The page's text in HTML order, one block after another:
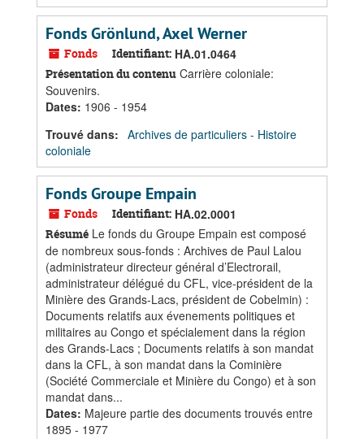
Fonds Grönlund, Axel Werner
Fonds Identifiant: HA.01.0464
Présentation du contenu Carrière coloniale:
Souvenirs.
Dates: 1906 - 1954
Trouvé dans: Archives de particuliers - Histoire
coloniale
Fonds Groupe Empain
Fonds Identifiant: HA.02.0001
Résumé Le fonds du Groupe Empain est composé
de nombreux sous-fonds : Archives de Paul Lalou
(administrateur directeur général d’Electrorail,
administrateur délégué du CFL, vice-président de la
Minière des Grands-Lacs, président de Cobelmin) :
Documents relatifs aux évenements politiques et
militaires au Congo et spécialement dans la région
des Grands-Lacs ; Documents relatifs à son mandat
dans la CFL, à son mandat dans la Cominière
(Société Commerciale et Minière du Congo) et à son
mandat dans...
Dates: Majeure partie des documents trouvés entre
1895 - 1977